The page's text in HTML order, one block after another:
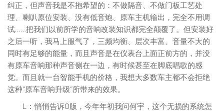
H：这也是驱使我一定要来得天的最重要的原因。那个装思
普A0的车主来到我这里，虽然我帮他按照你的要求对安装进行
纠正，但声音我是不抱希望的：不做隔音、不做门板工艺处
理、喇叭原位安装、没有低音炮、原车主机输出，完全不用调
试……把我们以前所学的音响改装知识都完全颠覆了。但安装好
之后一听，我马上服气了，三频均衡、层次丰富、音量不大的
同时有足够的能量，而且声音是在仪表台上面正前方的，并没
有原车音响那种声音侧在一边，有时候甚至在脚底唱歌的感
觉。而且就一台智能手机的价格，我想大多数车主都不会拒绝